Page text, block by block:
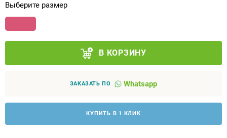
Выберите размер
В КОРЗИНУ
ЗАКАЗАТЬ ПО Whatsapp
КУПИТЬ В 1 КЛИК
Аппараты на суставы
Санитарные приспособления для
Противопролежневые матрасы, подушки